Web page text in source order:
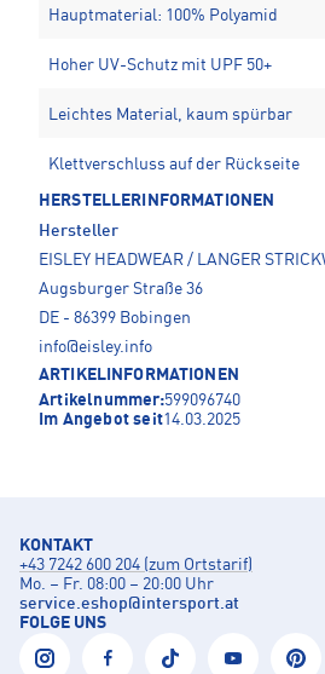
Hauptmaterial: 100% Polyamid
Hoher UV-Schutz mit UPF 50+
Leichtes Material, kaum spürbar
Klettverschluss auf der Rückseite
HERSTELLERINFORMATIONEN
Hersteller
EISLEY HEADWEAR / LANGER
Augsburger Straße 36
DE - 86399 Bobingen
info@eisley.info
ARTIKELINFORMATIONEN
Artikelnummer:599096740
Im Angebot seit14.03.2025
KONTAKT
+43 7242 600 204 (zum Ortstarif)
Mo. – Fr. 08:00 – 20:00 Uhr
service.eshop@intersport.at
FOLGE UNS